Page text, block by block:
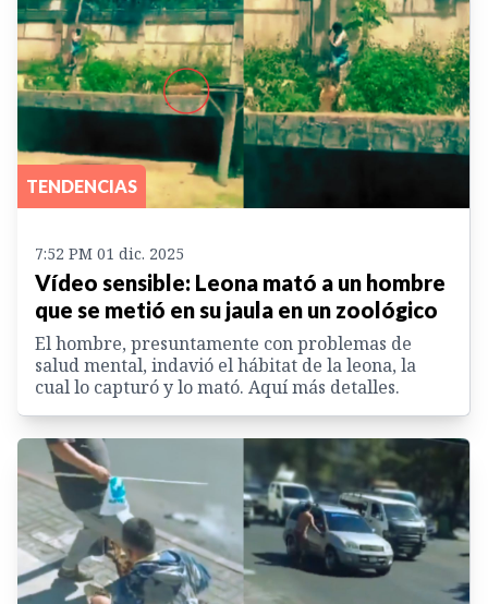
TENDENCIAS
7:52 PM 01 dic. 2025
Vídeo sensible: Leona mató a un hombre
que se metió en su jaula en un zoológico
El hombre, presuntamente con problemas de
salud mental, indavió el hábitat de la leona, la
cual lo capturó y lo mató. Aquí más detalles.